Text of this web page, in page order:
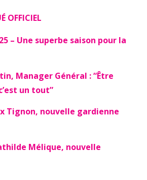
OFFICIEL
– Une superbe saison pour la
Manager Général : “Être
un tout”
Tignon, nouvelle gardienne
Mélique, nouvelle